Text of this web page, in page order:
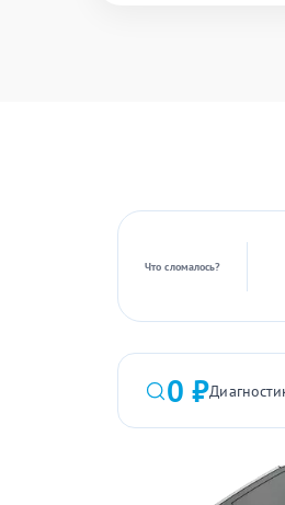
Что сломалось?
0 ₽